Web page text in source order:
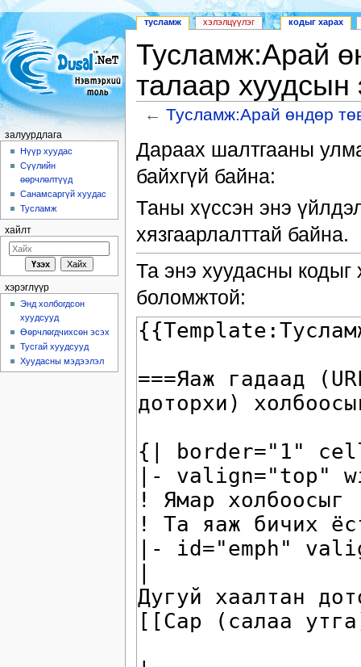
Тусламж:Арай
талаар хуудсын
←Тусламж:Арай өндөр
Дараах шалтгааны
байхгүй байна:
Таны хүссэн энэ
хязгаарлалттай байна.
Та энэ хуудасны кодыг
боломжтой:
тусламж хэлэлцүүлэг кодыг харах
залуурдлага
Нүүр хуудас
Сүүлийн
өөрчлөлтүүд
Санамсаргүй хуудас
Тусламж
хайлт
хэрэглүүр
Энд холбогдсон
хуудсууд
Өөрчлөгдчихсөн эсэх
Тусгай хуудсууд
Хуудасны мэдээлэл